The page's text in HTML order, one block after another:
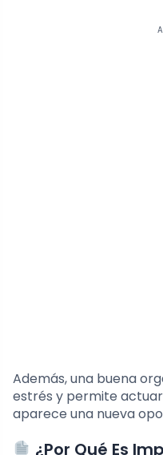
Además, una buena
estrés y permite
aparece una nueva
¿Por Qué Es